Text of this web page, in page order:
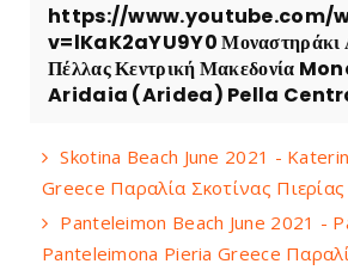
https://www.youtube.com/
v=lKaK2aYU9Y0 Μοναστηράκι
Πέλλας Κεντρική Μακεδονία
Aridaia (Aridea) Pella
Skotina Beach June 2021 -
Greece Παραλία Σκοτίνας Πιερίας
Panteleimon Beach June 2021 -
Panteleimona Pieria Greece